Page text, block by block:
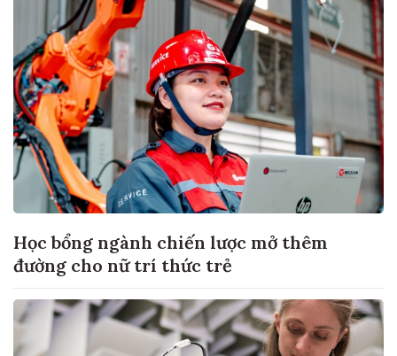
Học bổng ngành chiến lược mở thêm
đường cho nữ trí thức trẻ